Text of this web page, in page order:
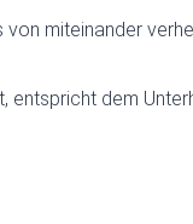
miteinander
entspricht dem